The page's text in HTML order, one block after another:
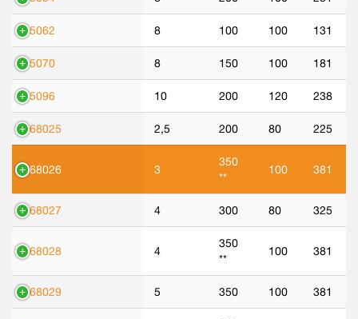
45062 8 100 100 131
45070 8 150 100 181
45096 10 200 120 238
568025 2,5 200 80 225
568026 3
350
**
100 381
568027 4 300 80 325
568028 4
350
**
100 381
568029 5 350 100 381